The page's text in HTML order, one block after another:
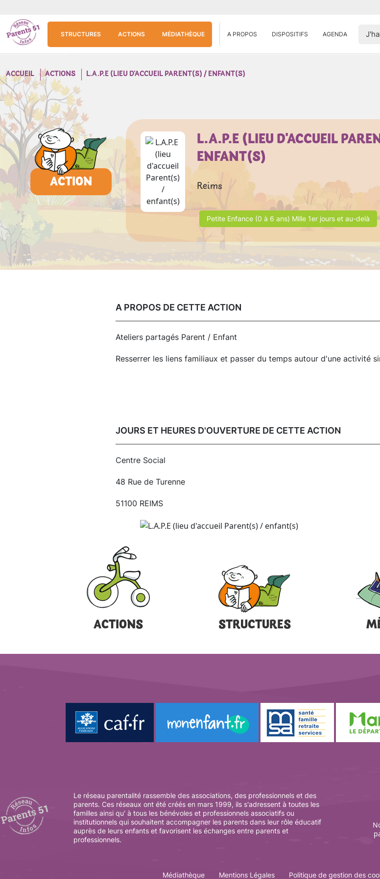
STRUCTURES ACTIONS MÉDIATHÈQUE A PROPOS DISPOSITIFS AGENDA
ACCUEIL ACTIONS L.A.P.E (LIEU D'ACCUEIL PARENT(S) / ENFANT(S)
ACTION
L.A.P.E (LIEU D'ACCUEIL
ENFANT(S)
Reims
Petite Enfance (0 à 6 ans) Mille 1er jours et au-delà
A PROPOS DE CETTE ACTION
Ateliers partagés Parent / Enfant
Resserrer les liens familiaux et passer du temps autour d'une activité
JOURS ET HEURES D'OUVERTURE DE CETTE ACTION
Centre Social
48 Rue de Turenne
51100 REIMS
ACTIONS STRUCTURES
Le réseau parentalité rassemble des associations, des professionnels et des
parents. Ces réseaux ont été créés en mars 1999, ils s'adressent à toutes les
familles ainsi qu' à tous les bénévoles et professionnels associatifs ou
institutionnels qui souhaitent accompagner les parents dans leur rôle éducatif
auprès de leurs enfants et favorisent les échanges entre parents et
professionnels.
Médiathèque Mentions Légales Politique de gestion des